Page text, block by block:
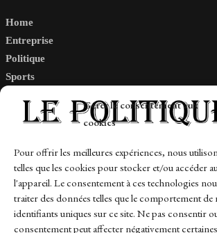
Gérer le consentement aux
cookies
Pour offrir les meilleures expériences, nous
telles que les cookies pour stocker et/ou accéder
l'appareil. Le consentement à ces technologies
traiter des données telles que le comportement de
identifiants uniques sur ce site. Ne pas consentir
consentement peut affecter négativement
Home
Entreprise
Politique
Sports
Links
Contact
Sitemap